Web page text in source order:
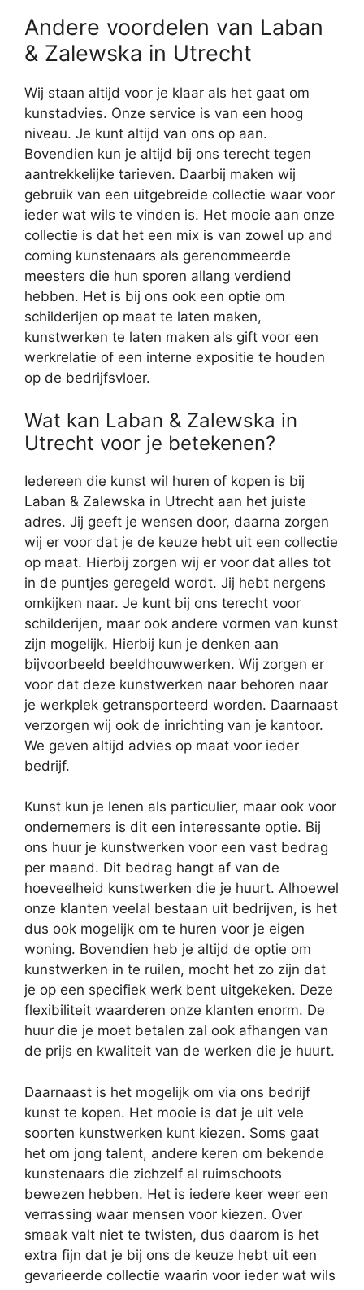
Andere voordelen van Laban
& Zalewska in Utrecht
Wij staan altijd voor je klaar als het gaat om
kunstadvies. Onze service is van een hoog
niveau. Je kunt altijd van ons op aan.
Bovendien kun je altijd bij ons terecht tegen
aantrekkelijke tarieven. Daarbij maken wij
gebruik van een uitgebreide collectie waar voor
ieder wat wils te vinden is. Het mooie aan onze
collectie is dat het een mix is van zowel up and
coming kunstenaars als gerenommeerde
meesters die hun sporen allang verdiend
hebben. Het is bij ons ook een optie om
schilderijen op maat te laten maken,
kunstwerken te laten maken als gift voor een
werkrelatie of een interne expositie te houden
op de bedrijfsvloer.
Wat kan Laban & Zalewska in
Utrecht voor je betekenen?
Iedereen die kunst wil huren of kopen is bij
Laban & Zalewska in Utrecht aan het juiste
adres. Jij geeft je wensen door, daarna zorgen
wij er voor dat je de keuze hebt uit een collectie
op maat. Hierbij zorgen wij er voor dat alles tot
in de puntjes geregeld wordt. Jij hebt nergens
omkijken naar. Je kunt bij ons terecht voor
schilderijen, maar ook andere vormen van kunst
zijn mogelijk. Hierbij kun je denken aan
bijvoorbeeld beeldhouwwerken. Wij zorgen er
voor dat deze kunstwerken naar behoren naar
je werkplek getransporteerd worden. Daarnaast
verzorgen wij ook de inrichting van je kantoor.
We geven altijd advies op maat voor ieder
bedrijf.
Kunst kun je lenen als particulier, maar ook voor
ondernemers is dit een interessante optie. Bij
ons huur je kunstwerken voor een vast bedrag
per maand. Dit bedrag hangt af van de
hoeveelheid kunstwerken die je huurt. Alhoewel
onze klanten veelal bestaan uit bedrijven, is het
dus ook mogelijk om te huren voor je eigen
woning. Bovendien heb je altijd de optie om
kunstwerken in te ruilen, mocht het zo zijn dat
je op een specifiek werk bent uitgekeken. Deze
flexibiliteit waarderen onze klanten enorm. De
huur die je moet betalen zal ook afhangen van
de prijs en kwaliteit van de werken die je huurt.
Daarnaast is het mogelijk om via ons bedrijf
kunst te kopen. Het mooie is dat je uit vele
soorten kunstwerken kunt kiezen. Soms gaat
het om jong talent, andere keren om bekende
kunstenaars die zichzelf al ruimschoots
bewezen hebben. Het is iedere keer weer een
verrassing waar mensen voor kiezen. Over
smaak valt niet te twisten, dus daarom is het
extra fijn dat je bij ons de keuze hebt uit een
gevarieerde collectie waarin voor ieder wat wils